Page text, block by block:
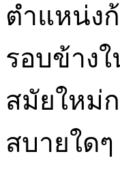
ตำแหน่ง
รอบข้าง
สมัยใหม่
สบายใด